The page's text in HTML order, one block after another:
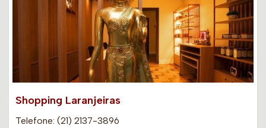
Shopping Laranjeiras
Telefone: (21) 2137-3896